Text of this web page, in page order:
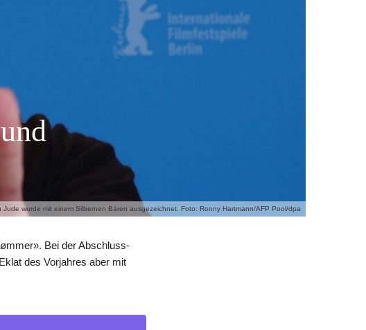
Jude wurde mit einem Silbernen Bären ausgezeichnet. Foto: Ronny Hartmann/AFP Pool/dpa
Bei der Abschluss-
des Vorjahres aber mit